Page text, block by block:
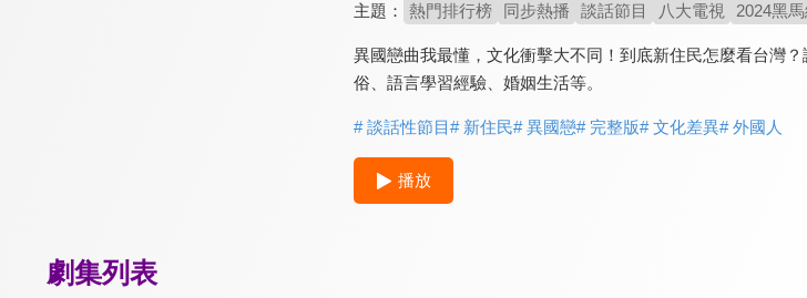
主題： 熱門排行榜 同步熱播 談話節目 八大電視 2024黑
異國戀曲我最懂，文化衝擊大不同！到底新住民怎麼看台灣
俗、語言學習經驗、婚姻生活等。
# 談話性節目# 新住民# 異國戀# 完整版# 文化差異# 外國人
播放
劇集列表